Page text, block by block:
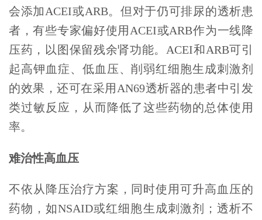
会添加ACEI或ARB。但对于仍可排尿的透析患
者，有些专家偏好使用ACEI或ARB作为一线降
压药，以图保留残余肾功能。ACEI和ARB可引
起高钾血症、低血压、削弱红细胞生成刺激剂
的效果，还可在采用AN69透析器的患者中引发
类过敏反应，从而降低了这些药物的总体使用
率。
难治性高血压
不依从降压治疗方案，同时使用可升高血压的
药物，如NSAID或红细胞生成刺激剂；透析不